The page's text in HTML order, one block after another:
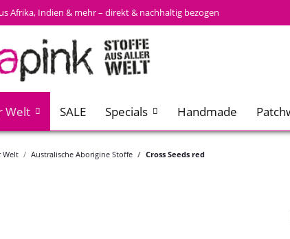
Afrika, Indien & mehr – direkt & nachhaltig bezogen
Welt SALE Specials Handmade
Welt Australische Aborigine Stoffe Cross Seeds red